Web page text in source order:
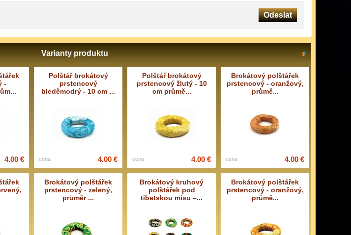
Odeslat
Varianty produktu
-
4.00 €
Polštář brokátový
prstencový
bleděmodrý - 10 cm ...
cena 4.00 €
Polštář brokátový
prstencový žlutý - 10
cm průmě...
cena 4.00 €
Brokátový polštářek
prstencový - oranžový,
průmě...
cena 4.00 €
Brokátový polštářek
prstencový - zelený,
průměr ...
Brokátový kruhový
polštářek pod
tibetskou mísu –...
Brokátový polštářek
prstencový - oranžový,
průmě...